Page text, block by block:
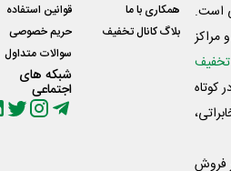
است.
مراکز
کوتاه
فروش
همکاری با ما
بلاگ کانال تخفیف
قوانین استفاده
حریم خصوصی
سوالات متداول
شبکه های
اجتماعی